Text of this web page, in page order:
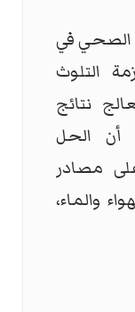
الصحي في
التلوث
نتائج
أن الحل
مصادر
والماء،